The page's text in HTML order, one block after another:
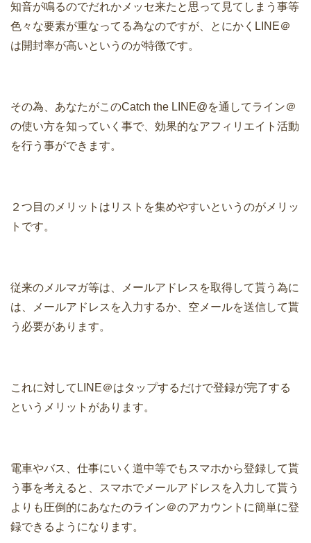
知音が鳴るのでだれかメッセ来たと思って見てしまう事等
色々な要素が重なってる為なのですが、とにかくLINE＠
は開封率が高いというのが特徴です。
その為、あなたがこのCatch the LINE@を通してライン＠
の使い方を知っていく事で、効果的なアフィリエイト活動
を行う事ができます。
２つ目のメリットはリストを集めやすいというのがメリッ
トです。
従来のメルマガ等は、メールアドレスを取得して貰う為に
は、メールアドレスを入力するか、空メールを送信して貰
う必要があります。
これに対してLINE＠はタップするだけで登録が完了する
というメリットがあります。
電車やバス、仕事にいく道中等でもスマホから登録して貰
う事を考えると、スマホでメールアドレスを入力して貰う
よりも圧倒的にあなたのライン＠のアカウントに簡単に登
録できるようになります。